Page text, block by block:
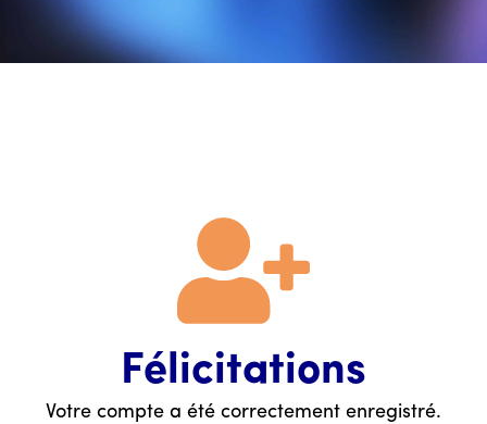
Félicitations
Votre compte a été correctement enregistré.